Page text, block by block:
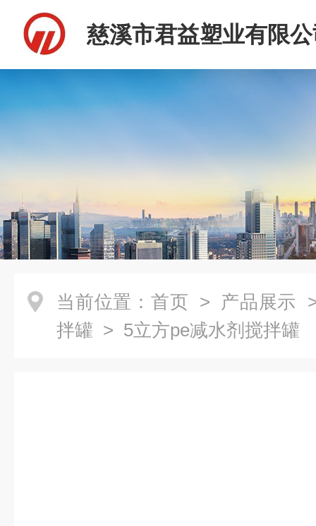
慈溪市君益塑业有限
当前位置： 首页 > 产品展示
拌罐 > 5立方pe减水剂搅拌罐